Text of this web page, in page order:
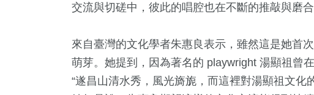
交流與切磋中，彼此的唱腔也在不斷的推敲與磨合
來自臺灣的文化學者朱惠良表示，雖然這是她首
萌芽。她提到，因為著名的 playwright 湯顯祖曾
“遂昌山清水秀，風光旖旎，而這裡對湯顯祖文化
243+
社會
438+
綜合新聞 農